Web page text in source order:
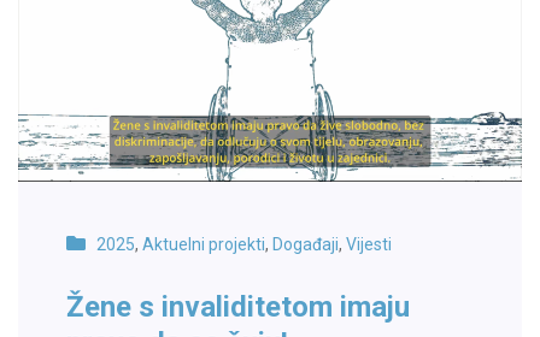
2025, Aktuelni projekti, Događaji, Vijesti
Žene s invaliditetom imaju